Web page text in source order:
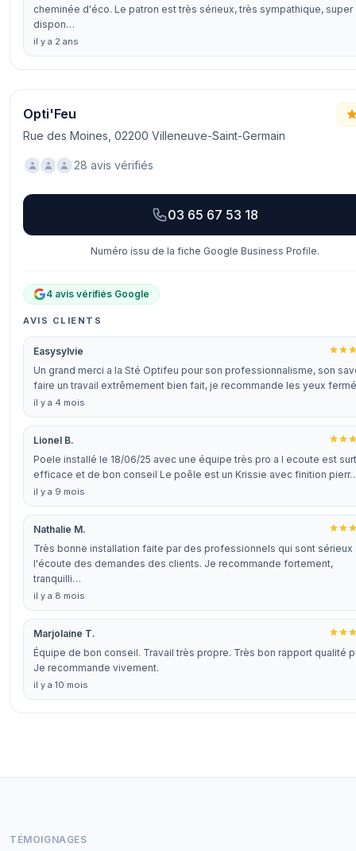
cheminée d'éco. Le patron est très sérieux, très sympathique, super
dispon…
il y a 2 ans
Opti'Feu
Rue des Moines, 02200 Villeneuve-Saint-Germain
28 avis vérifiés
03 65 67 53 18
Numéro issu de la fiche Google Business Profile.
4 avis vérifiés Google
AVIS CLIENTS
Easysylvie
Un grand merci a la Sté Optifeu pour son professionnalisme, son
faire un travail extrêmement bien fait, je recommande les yeux
il y a 4 mois
Lionel B.
Poele installé le 18/06/25 avec une équipe très pro a l ecoute est
efficace et de bon conseil Le poêle est un Krissie avec finition
il y a 9 mois
Nathalie M.
Très bonne installation faite par des professionnels qui sont sérieux
l'écoute des demandes des clients. Je recommande fortement,
tranquilli…
il y a 8 mois
Marjolaine T.
Équipe de bon conseil. Travail très propre. Très bon rapport qualité
Je recommande vivement.
il y a 10 mois
TÉMOIGNAGES